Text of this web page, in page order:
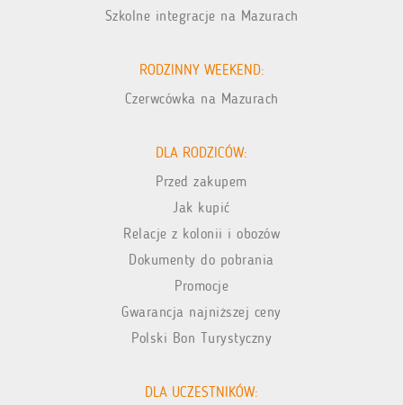
Szkolne integracje na Mazurach
RODZINNY WEEKEND:
Czerwcówka na Mazurach
DLA RODZICÓW:
Przed zakupem
Jak kupić
Relacje z kolonii i obozów
Dokumenty do pobrania
Promocje
Gwarancja najniższej ceny
Polski Bon Turystyczny
DLA UCZESTNIKÓW: